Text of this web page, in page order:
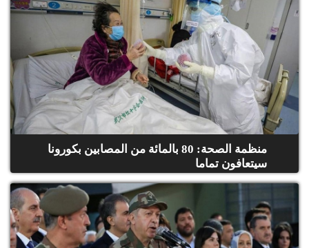
منظمة الصحة: 80 بالمائة من المصابين بكورونا
سيتعافون تماما